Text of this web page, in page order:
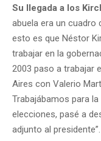
Su llegada a los
abuela era un cuadro
esto es que Néstor
trabajar en la
2003 paso a trabajar
Aires con Valerio
Trabajábamos para
elecciones, pasé a
adjunto al presidente”.